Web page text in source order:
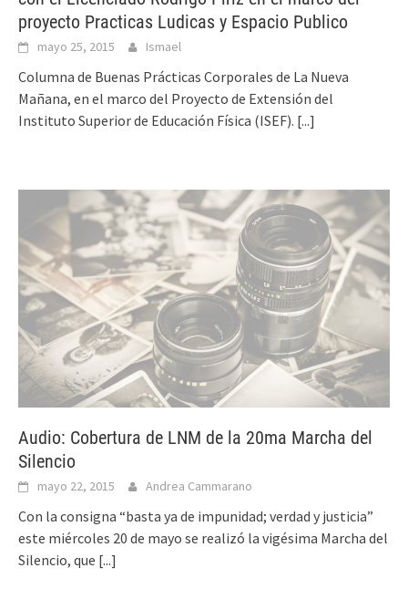
proyecto Practicas Ludicas y Espacio Publico
mayo 25, 2015 Ismael
Columna de Buenas Prácticas Corporales de La Nueva
Mañana, en el marco del Proyecto de Extensión del
Instituto Superior de Educación Física (ISEF). [...]
Audio: Cobertura de LNM de la 20ma Marcha del
Silencio
mayo 22, 2015 Andrea Cammarano
Con la consigna “basta ya de impunidad; verdad y justicia”
este miércoles 20 de mayo se realizó la vigésima Marcha del
Silencio, que [...]